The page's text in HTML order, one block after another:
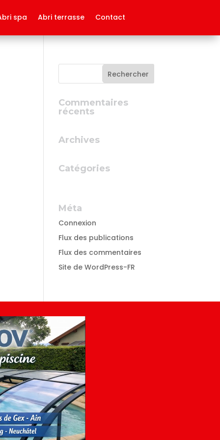
spa Abri terrasse Contact
Commentaires
récents
Archives
Catégories
Méta
Connexion
Flux des publications
Flux des commentaires
Site de WordPress-FR